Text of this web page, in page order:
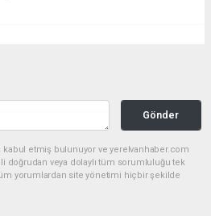
Gönder
kabul etmiş bulunuyor ve yerelvanhaber.com
doğrudan veya dolaylı tüm sorumluluğu tek
yorumlardan site yönetimi hiçbir şekilde